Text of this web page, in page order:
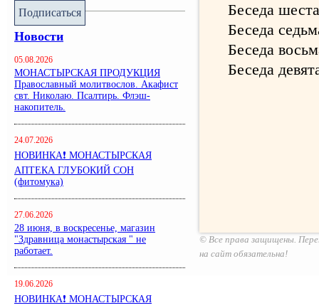
Подписаться
Новости
05.08.2026
МОНАСТЫРСКАЯ ПРОДУКЦИЯ
Православный молитвослов. Акафист
свт. Николаю. Псалтирь. Флэш-
накопитель.
24.07.2026
НОВИНКА❗ МОНАСТЫРСКАЯ
АПТЕКА ГЛУБОКИЙ СОН
(фитомука)
27.06.2026
28 июня, в воскресенье, магазин
"Здравница монастырская " не
работает.
19.06.2026
НОВИНКА❗ МОНАСТЫРСКАЯ
Беседа
Беседа
Беседа
Беседа
© Все права защищены.
на сайт обязательна!